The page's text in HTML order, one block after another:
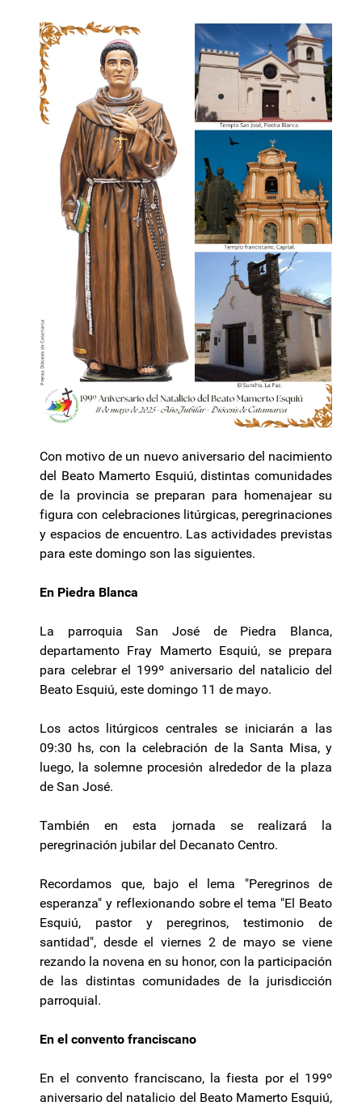
Con motivo de un nuevo aniversario del nacimiento
del Beato Mamerto Esquiú, distintas comunidades
de la provincia se preparan para homenajear su
figura con celebraciones litúrgicas, peregrinaciones
y espacios de encuentro. Las actividades previstas
para este domingo son las siguientes.
En Piedra Blanca
La parroquia San José de Piedra Blanca,
departamento Fray Mamerto Esquiú, se prepara
para celebrar el 199º aniversario del natalicio del
Beato Esquiú, este domingo 11 de mayo.
Los actos litúrgicos centrales se iniciarán a las
09:30 hs, con la celebración de la Santa Misa, y
luego, la solemne procesión alrededor de la plaza
de San José.
También en esta jornada se realizará la
peregrinación jubilar del Decanato Centro.
Recordamos que, bajo el lema "Peregrinos de
esperanza" y reflexionando sobre el tema "El Beato
Esquiú, pastor y peregrinos, testimonio de
santidad", desde el viernes 2 de mayo se viene
rezando la novena en su honor, con la participación
de las distintas comunidades de la jurisdicción
parroquial.
En el convento franciscano
En el convento franciscano, la fiesta por el 199º
aniversario del natalicio del Beato Mamerto Esquiú,